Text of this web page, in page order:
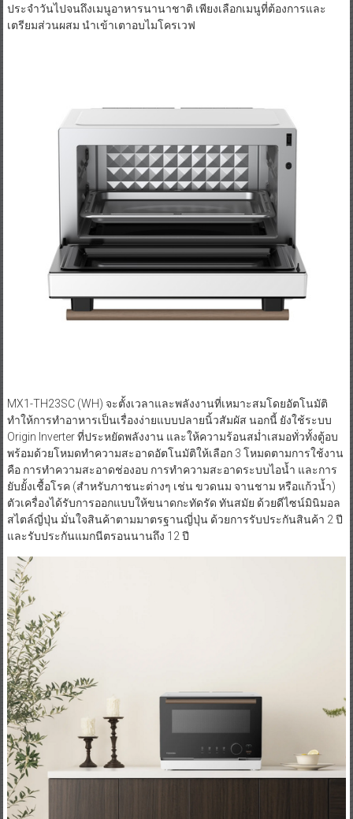
ประจำวันไปจนถึงเมนูอาหารนานาชาติ เพียงเลือกเมนูที่ต้องการและ
เตรียมส่วนผสม นำเข้าเตาอบไมโครเวฟ
MX1-TH23SC (WH) จะตั้งเวลาและพลังงานที่เหมาะสมโดยอัตโนมัติ
ทำให้การทำอาหารเป็นเรื่องง่ายแบบปลายนิ้วสัมผัส นอกนี้ ยังใช้ระบบ
Origin Inverter ที่ประหยัดพลังงาน และให้ความร้อนสม่ำเสมอทั่วทั้งตู้อบ
พร้อมด้วยโหมดทำความสะอาดอัตโนมัติให้เลือก 3 โหมดตามการใช้งาน
คือ การทำความสะอาดช่องอบ การทำความสะอาดระบบไอน้ำ และการ
ยับยั้งเชื้อโรค (สำหรับภาชนะต่างๆ เช่น ขวดนม จานชาม หรือแก้วน้ำ)
ตัวเครื่องได้รับการออกแบบให้ขนาดกะทัดรัด ทันสมัย ด้วยดีไซน์มินิมอล
สไตล์ญี่ปุ่น มั่นใจสินค้าตามมาตรฐานญี่ปุ่น ด้วยการรับประกันสินค้า 2 ปี
และรับประกันแมกนีตรอนนานถึง 12 ปี